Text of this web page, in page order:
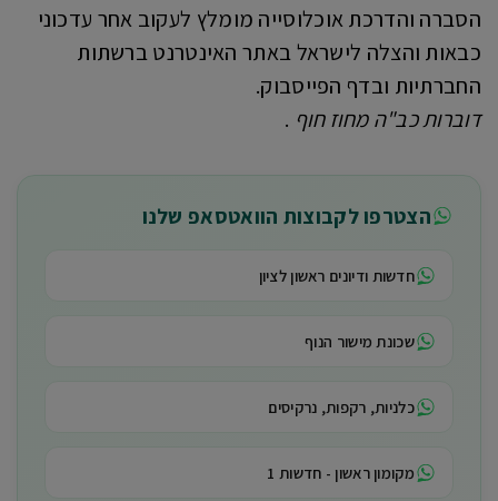
הסברה והדרכת אוכלוסייה מומלץ לעקוב אחר עדכוני
כבאות והצלה לישראל באתר האינטרנט ברשתות
החברתיות ובדף הפייסבוק.
דוברות כב"ה מחוז חוף .
הצטרפו לקבוצות הוואטסאפ שלנו
חדשות ודיונים ראשון לציון
שכונת מישור הנוף
כלניות, רקפות, נרקיסים
מקומון ראשון - חדשות 1